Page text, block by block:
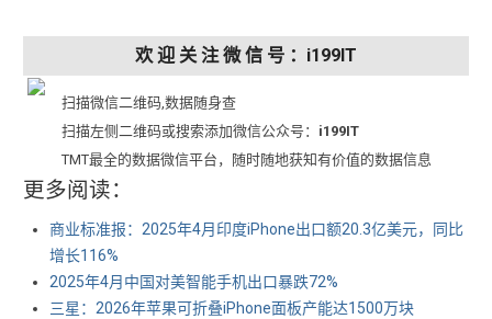
欢 迎 关 注 微 信 号 ：i199IT
扫描微信二维码,数据随身查
扫描左侧二维码或搜索添加微信公众号： i199IT
TMT最全的数据微信平台，随时随地获知有价值的数据信息
更多阅读：
商业标准报：2025年4月印度iPhone出口额20.3亿美元，同比
增长116%
2025年4月中国对美智能手机出口暴跌72%
三星：2026年苹果可折叠iPhone面板产能达1500万块